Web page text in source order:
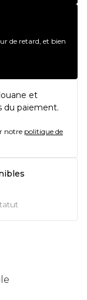
de retard, et bien
et
du paiement.
notre politique de